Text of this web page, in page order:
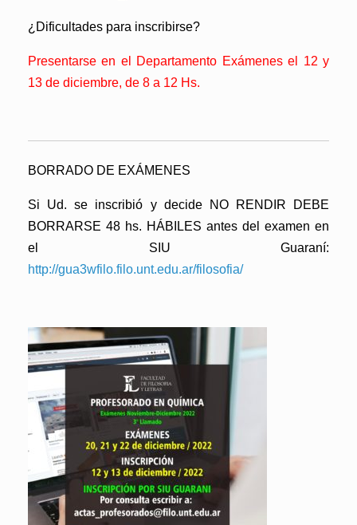
¿Dificultades para inscribirse?
Presentarse en el Departamento Exámenes el 12 y
13 de diciembre, de 8 a 12 Hs.
BORRADO DE EXÁMENES
Si Ud. se inscribió y decide NO RENDIR DEBE
BORRARSE 48 hs. HÁBILES antes del examen en
el SIU Guaraní:
http://gua3wfilo.filo.unt.edu.ar/filosofia/